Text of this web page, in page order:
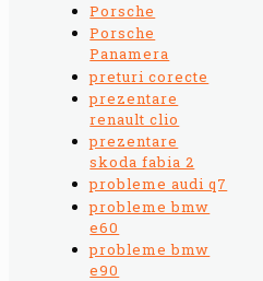
Porsche
Porsche
Panamera
preturi corecte
prezentare
renault clio
prezentare
skoda fabia 2
probleme audi q7
probleme bmw
e60
probleme bmw
e90